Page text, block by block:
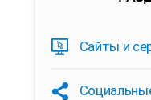
Сайты и